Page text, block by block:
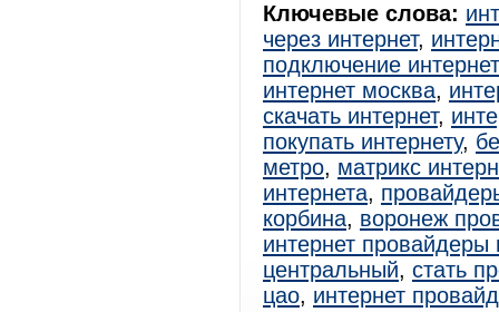
Ключевые слова:
через интернет,
подключение
интернет москва,
скачать интернет,
покупать интернету,
метро, матрикс
интернета,
корбина, воронеж
интернет провайдеры
центральный, стать
цао, интернет